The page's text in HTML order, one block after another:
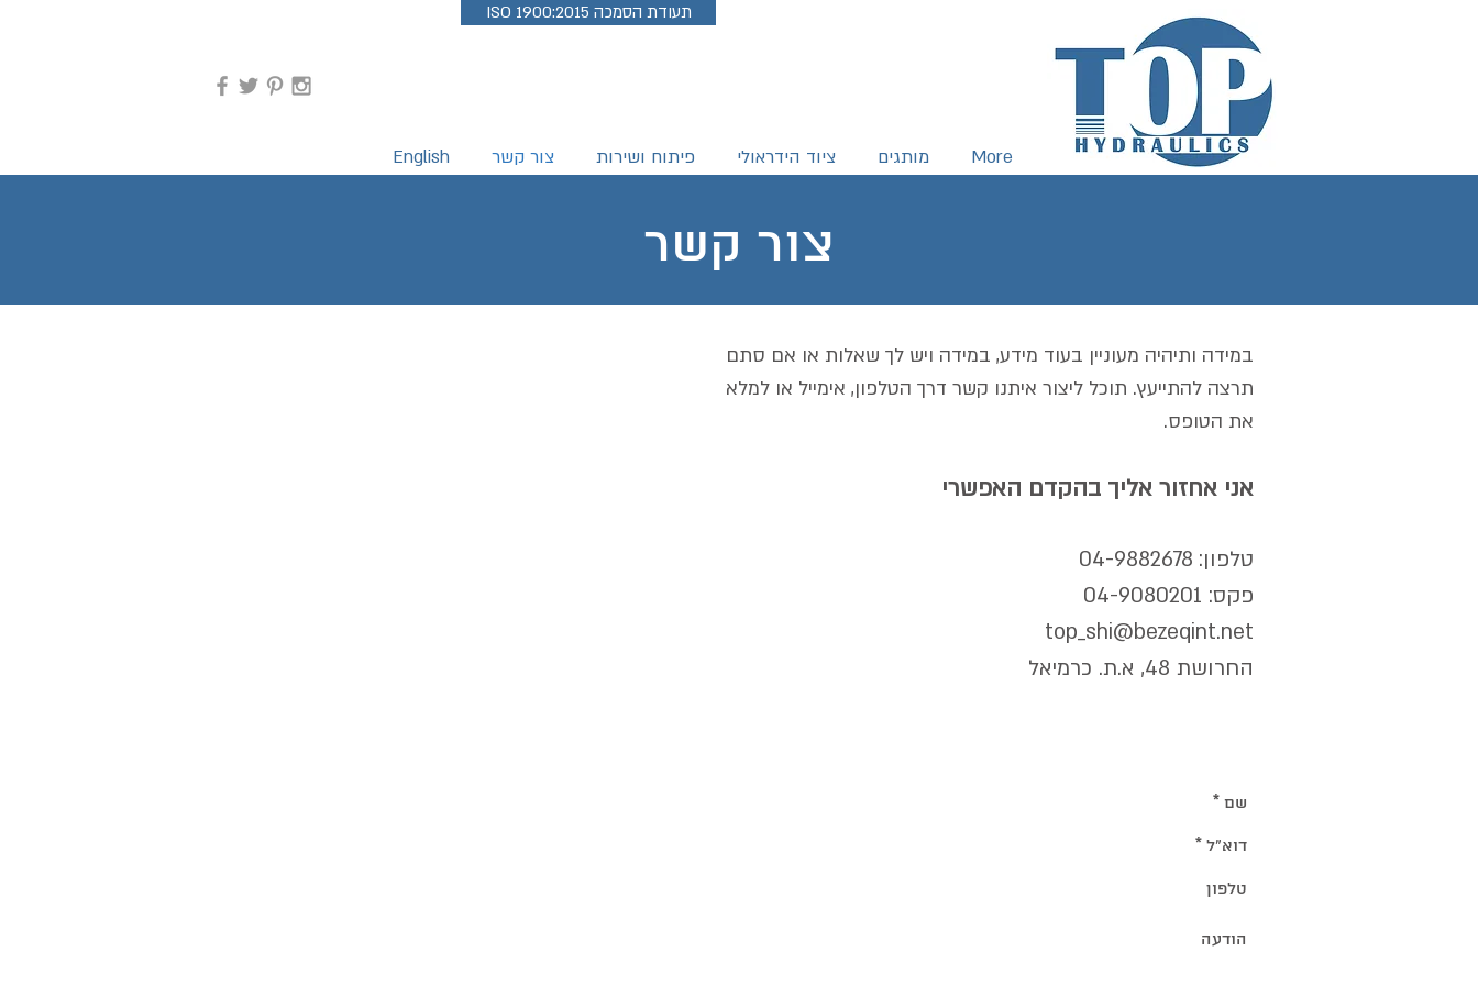
English צור קשר פיתוח ושירות ציוד הידראולי מותגים More
ISO 1900:2015 תעודת הסמכה
צור קשר
במידה ותיהיה מעוניין בעוד מידע, במידה ויש לך שאלות או אם סתם
תרצה להתייעץ. תוכל ליצור איתנו קשר דרך הטלפון, אימייל או למלא
את הטופס.
אני אחזור אליך בהקדם האפשרי
טלפון: 04-9882678
פקס: 04-9080201
top_shi@bezeqint.net
החרושת 48, א.ת. כרמיאל